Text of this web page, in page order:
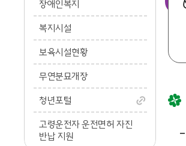
장애인복지
복지시설
보육시설현황
무연분묘개장
청년포털
고령운전자 운전면허 자진
반납 지원